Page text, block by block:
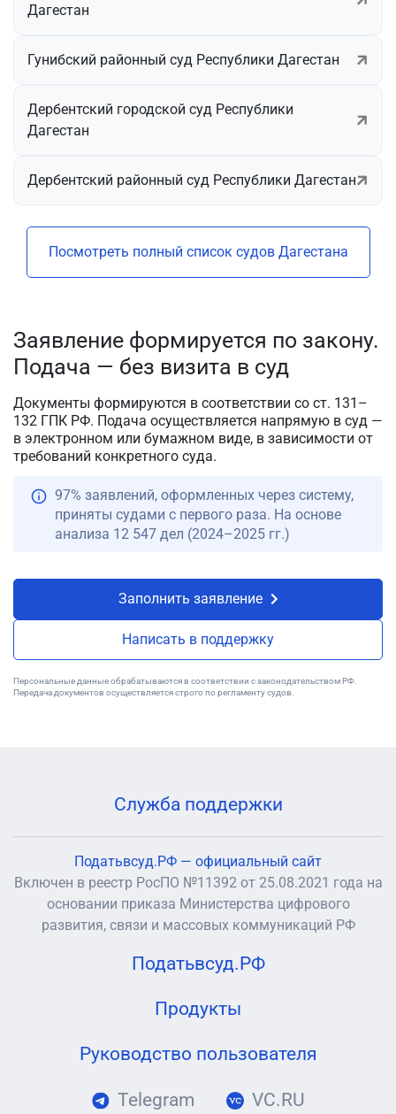
Дагестан
Гунибский районный суд Республики Дагестан
Дербентский городской суд Республики
Дагестан
Дербентский районный суд Республики Дагестан
Посмотреть полный список судов Дагестана
Заявление формируется по закону.
Подача — без визита в суд
Документы формируются в соответствии со ст. 131–
132 ГПК РФ. Подача осуществляется напрямую в суд —
в электронном или бумажном виде, в зависимости от
требований конкретного суда.
97% заявлений, оформленных через систему,
приняты судами с первого раза. На основе
анализа 12 547 дел (2024–2025 гг.)
Заполнить заявление
Написать в поддержку
Персональные данные обрабатываются в соответствии с законодательством РФ.
Передача документов осуществляется строго по регламенту судов.
Служба поддержки
Податьвсуд.РФ — официальный сайт
Включен в реестр РосПО №11392 от 25.08.2021 года на
основании приказа Министерства цифрового
развития, связи и массовых коммуникаций РФ
Податьвсуд.РФ
Продукты
Руководство пользователя
Telegram VC.RU